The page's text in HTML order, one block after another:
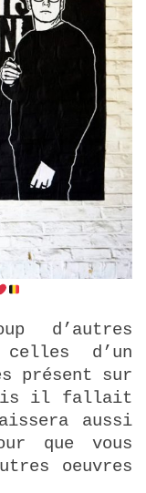
d’autres
celles d’un
présent sur
il fallait
aussi
que vous
oeuvres